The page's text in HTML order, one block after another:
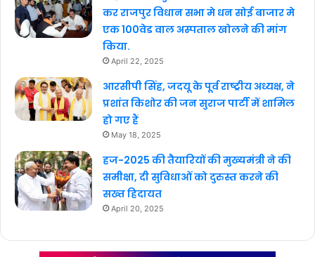
कर राजपुर विधान सभा मे धन सोई बाजार मे
एक 100वेड वाल अस्पताल खोलने की मांग
किया.
April 22, 2025
आरसीपी सिंह, जदयू के पूर्व राष्ट्रीय अध्यक्ष, ने
प्रशांत किशोर की जन सुराज पार्टी में शामिल
हो गए हैं
May 18, 2025
हज-2025 की तैयारियों की मुख्यमंत्री ने की
समीक्षा, दी सुविधाओं को दुरुस्त करने की
सख्त हिदायत
April 20, 2025